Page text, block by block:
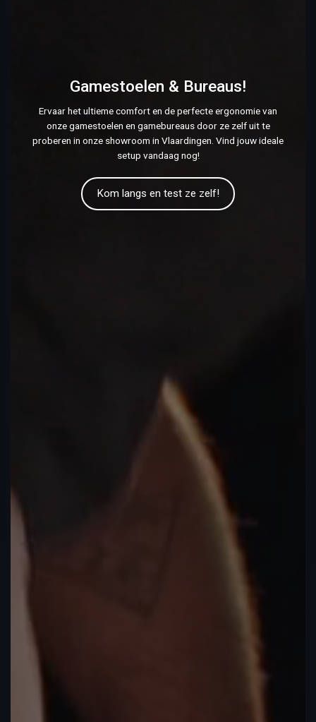
Gamestoelen & Bureaus!
Ervaar het ultieme comfort en de perfecte ergonomie van
onze gamestoelen en gamebureaus door ze zelf uit te
proberen in onze showroom in Vlaardingen. Vind jouw ideale
setup vandaag nog!
Kom langs en test ze zelf!